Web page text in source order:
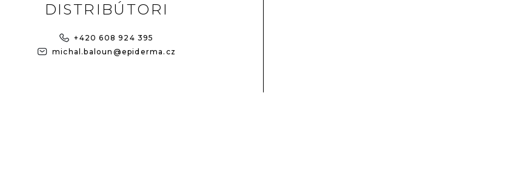
DISTRIBÚTORI
+420 608 924 395
michal.baloun@epiderma.cz